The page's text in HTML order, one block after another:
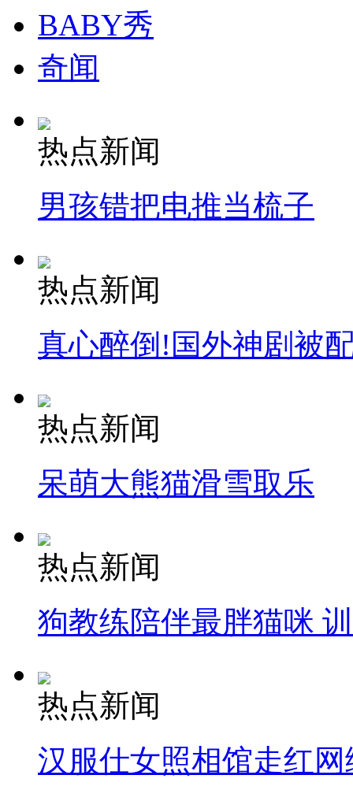
纽约上演“枕头大战”
司机酒驾遇交警 急速倒车逃窜
BABY秀
奇闻
热点新闻
男孩错把电推当梳子
热点新闻
真心醉倒!国外神剧被
热点新闻
呆萌大熊猫滑雪取乐
热点新闻
狗教练陪伴最胖猫咪
热点新闻
汉服仕女照相馆走红网